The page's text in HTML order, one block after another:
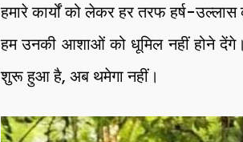
हमारे कार्यों को लेकर हर तरफ हर्ष-उल्लास
हम उनकी आशाओं को धूमिल नहीं होने
शुरू हुआ है, अब थमेगा नहीं।